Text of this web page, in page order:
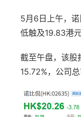
5月6日上午，
低触及19.83港元
截至午盘，该股
15.72%，公司